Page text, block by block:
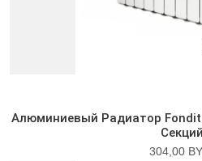
Алюминиевый Радиатор
Секций
304,00